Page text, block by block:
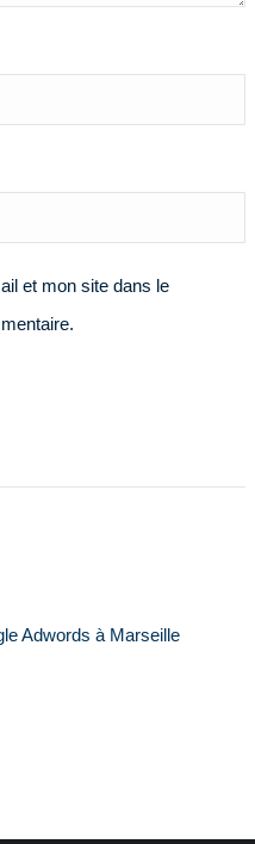
et mon site dans le
Adwords à Marseille